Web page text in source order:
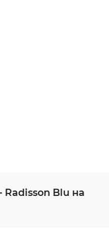
Radisson Blu на